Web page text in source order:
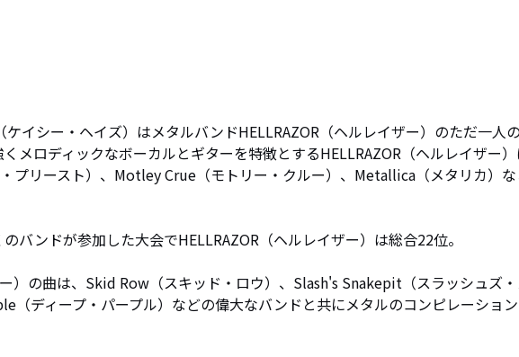
ケイシー・ヘイズ）はメタルバンドHELLRAZOR（ヘルレイザー）のただ一人
メロディックなボーカルとギターを特徴とするHELLRAZOR（ヘルレイザー）
プリースト）、Motley Crue（モトリー・クルー）、Metallica（メタリカ）な
バンドが参加した大会でHELLRAZOR（ヘルレイザー）は総合22位。
）の曲は、Skid Row（スキッド・ロウ）、Slash's Snakepit（スラッシュズ
（ディープ・パープル）などの偉大なバンドと共にメタルのコンピレーショ